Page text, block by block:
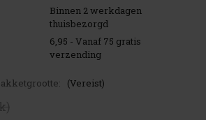
Binnen 2 werkdagen
thuisbezorgd
6,95 - Vanaf 75 gratis
verzending
(Vereist)